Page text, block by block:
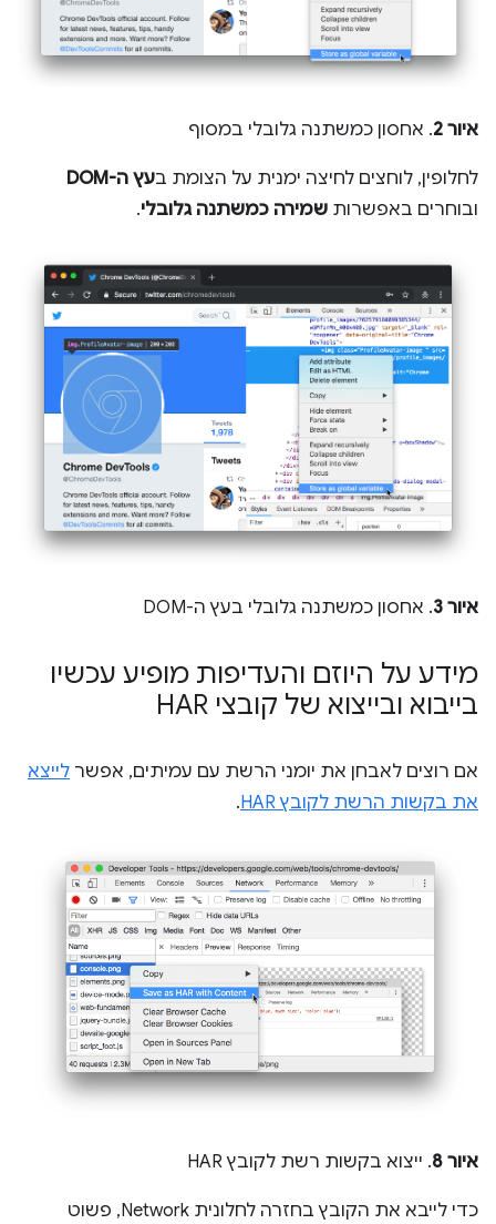
איור 2 . אחסון כמשתנה גלובלי במסוף
לחלופין, לוחצים לחיצה ימנית על הצומת בעץ ה-DOM
ובוחרים באפשרות שמירה כמשתנה גלובלי.
איור 3 . אחסון כמשתנה גלובלי בעץ ה-DOM
מידע על היוזם והעדיפות מופיע עכשיו
בייבוא ובייצוא של קובצי HAR
אם רוצים לאבחן את יומני הרשת עם עמיתים, אפשר לייצא
את בקשות הרשת לקובץ HAR
.
איור 8 . ייצוא בקשות רשת לקובץ HAR
כדי לייבא את הקובץ בחזרה לחלונית Network, פשוט